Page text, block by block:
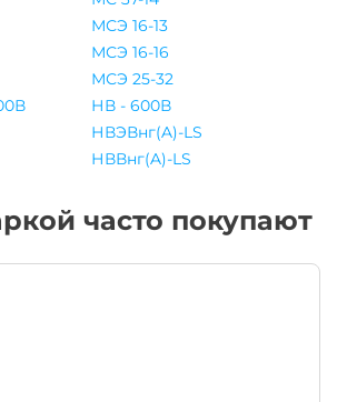
МСЭ 16-13
МСЭ 16-16
МСЭ 25-32
НВ - 600В
НВЭВнг(A)-LS
НВВнг(A)-LS
часто покупают